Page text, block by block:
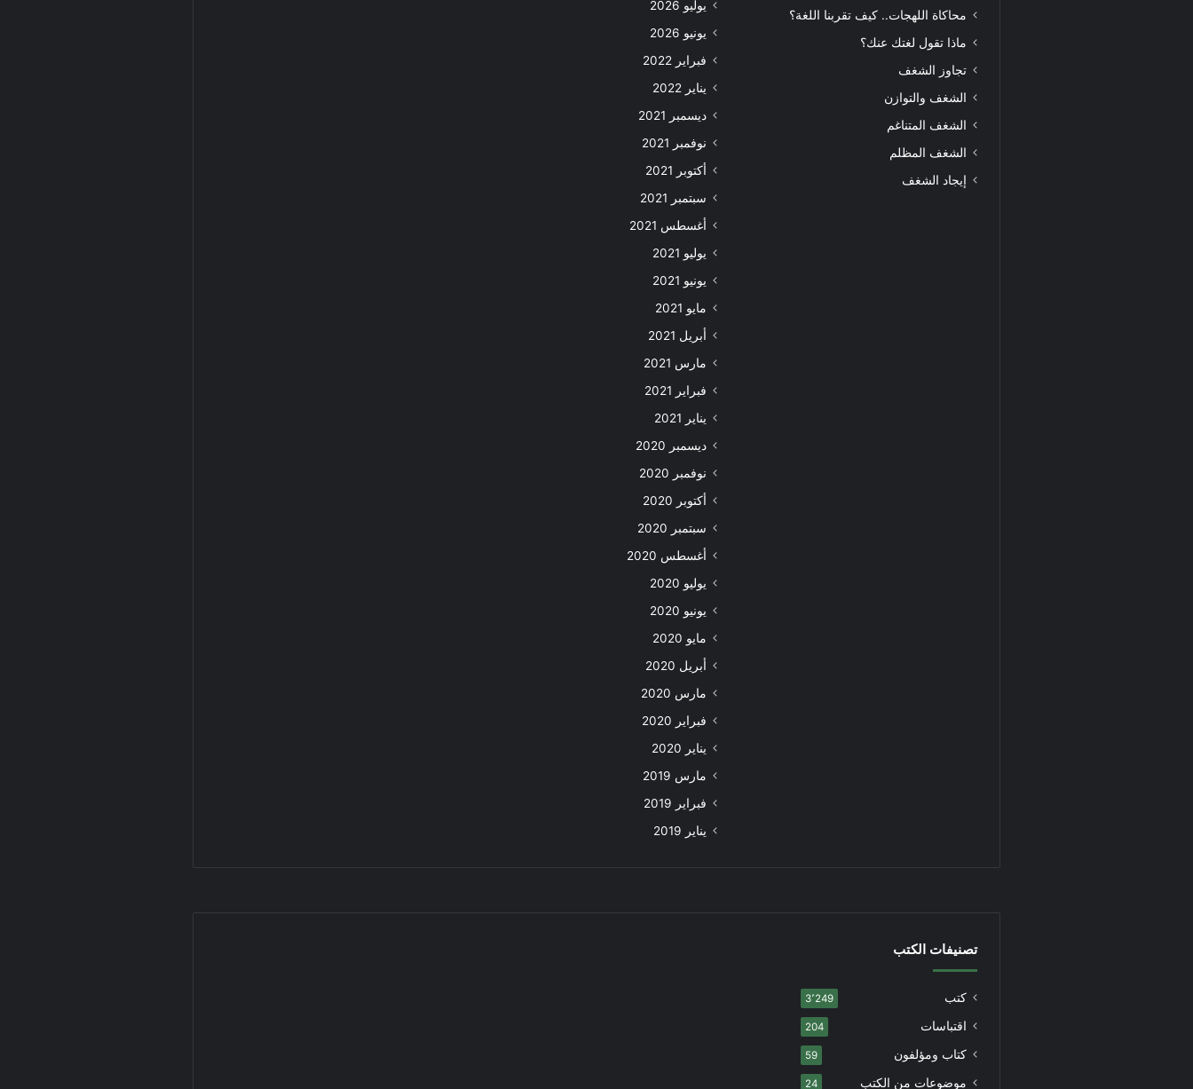
محاكاة اللهجات.. كيف تقربنا اللغة؟
ماذا تقول لغتك عنك؟
تجاوز الشغف
الشغف والتوازن
الشغف المتناغم
الشغف المظلم
إيجاد الشغف
يوليو 2026
يونيو 2026
فبراير 2022
يناير 2022
ديسمبر 2021
نوفمبر 2021
أكتوبر 2021
سبتمبر 2021
أغسطس 2021
يوليو 2021
يونيو 2021
مايو 2021
أبريل 2021
مارس 2021
فبراير 2021
يناير 2021
ديسمبر 2020
نوفمبر 2020
أكتوبر 2020
سبتمبر 2020
أغسطس 2020
يوليو 2020
يونيو 2020
مايو 2020
أبريل 2020
مارس 2020
فبراير 2020
يناير 2020
مارس 2019
فبراير 2019
يناير 2019
تصنيفات الكتب
كتب 3٬249
اقتباسات 204
كتاب ومؤلفون 59
موضوعات من الكتب 24